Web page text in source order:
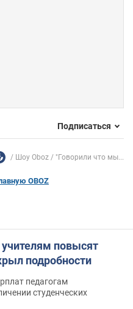
Подписаться
Шоу Oboz "Говорили что мы...
OBOZ
повысят
подробности
педагогам
студенческих